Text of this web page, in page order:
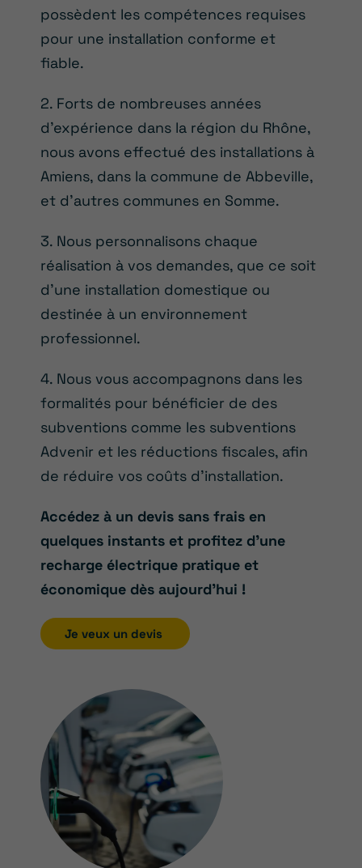
possèdent les compétences requises
pour une installation conforme et
fiable.
2. Forts de nombreuses années
d’expérience dans la région du Rhône,
nous avons effectué des installations à
Amiens, dans la commune de Abbeville,
et d’autres communes en Somme.
3. Nous personnalisons chaque
réalisation à vos demandes, que ce soit
d’une installation domestique ou
destinée à un environnement
professionnel.
4. Nous vous accompagnons dans les
formalités pour bénéficier de des
subventions comme les subventions
Advenir et les réductions fiscales, afin
de réduire vos coûts d’installation.
Accédez à un devis sans frais en
quelques instants et profitez d’une
recharge électrique pratique et
économique dès aujourd’hui !
Je veux un devis